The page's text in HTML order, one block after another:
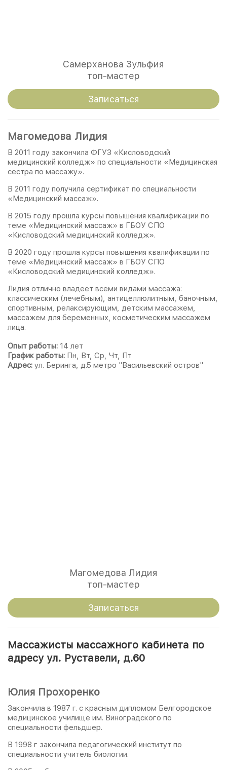
Самерханова Зульфия
топ-мастер
Записаться
Магомедова Лидия
В 2011 году закончила ФГУЗ «Кисловодский
медицинский колледж» по специальности «Медицинская
сестра по массажу».
В 2011 году получила сертификат по специальности
«Медицинский массаж».
В 2015 году прошла курсы повышения квалификации по
теме «Медицинский массаж» в ГБОУ СПО
«Кисловодский медицинский колледж».
В 2020 году прошла курсы повышения квалификации по
теме «Медицинский массаж» в ГБОУ СПО
«Кисловодский медицинский колледж».
Лидия отлично владеет всеми видами массажа:
классическим (лечебным), антицеллюлитным, баночным,
спортивным, релаксирующим, детским массажем,
массажем для беременных, косметическим массажем
лица.
Опыт работы: 14 лет
График работы: Пн, Вт, Ср, Чт, Пт
Адрес: ул. Беринга, д.5 метро "Васильевский остров"
Магомедова Лидия
топ-мастер
Записаться
Массажисты массажного кабинета по
адресу ул. Руставели, д.60
Юлия Прохоренко
Закончила в 1987 г. с красным дипломом Белгородское
медицинское училище им. Виноградского по
специальности фельдшер.
В 1998 г закончила педагогический институт по
специальности учитель биологии.